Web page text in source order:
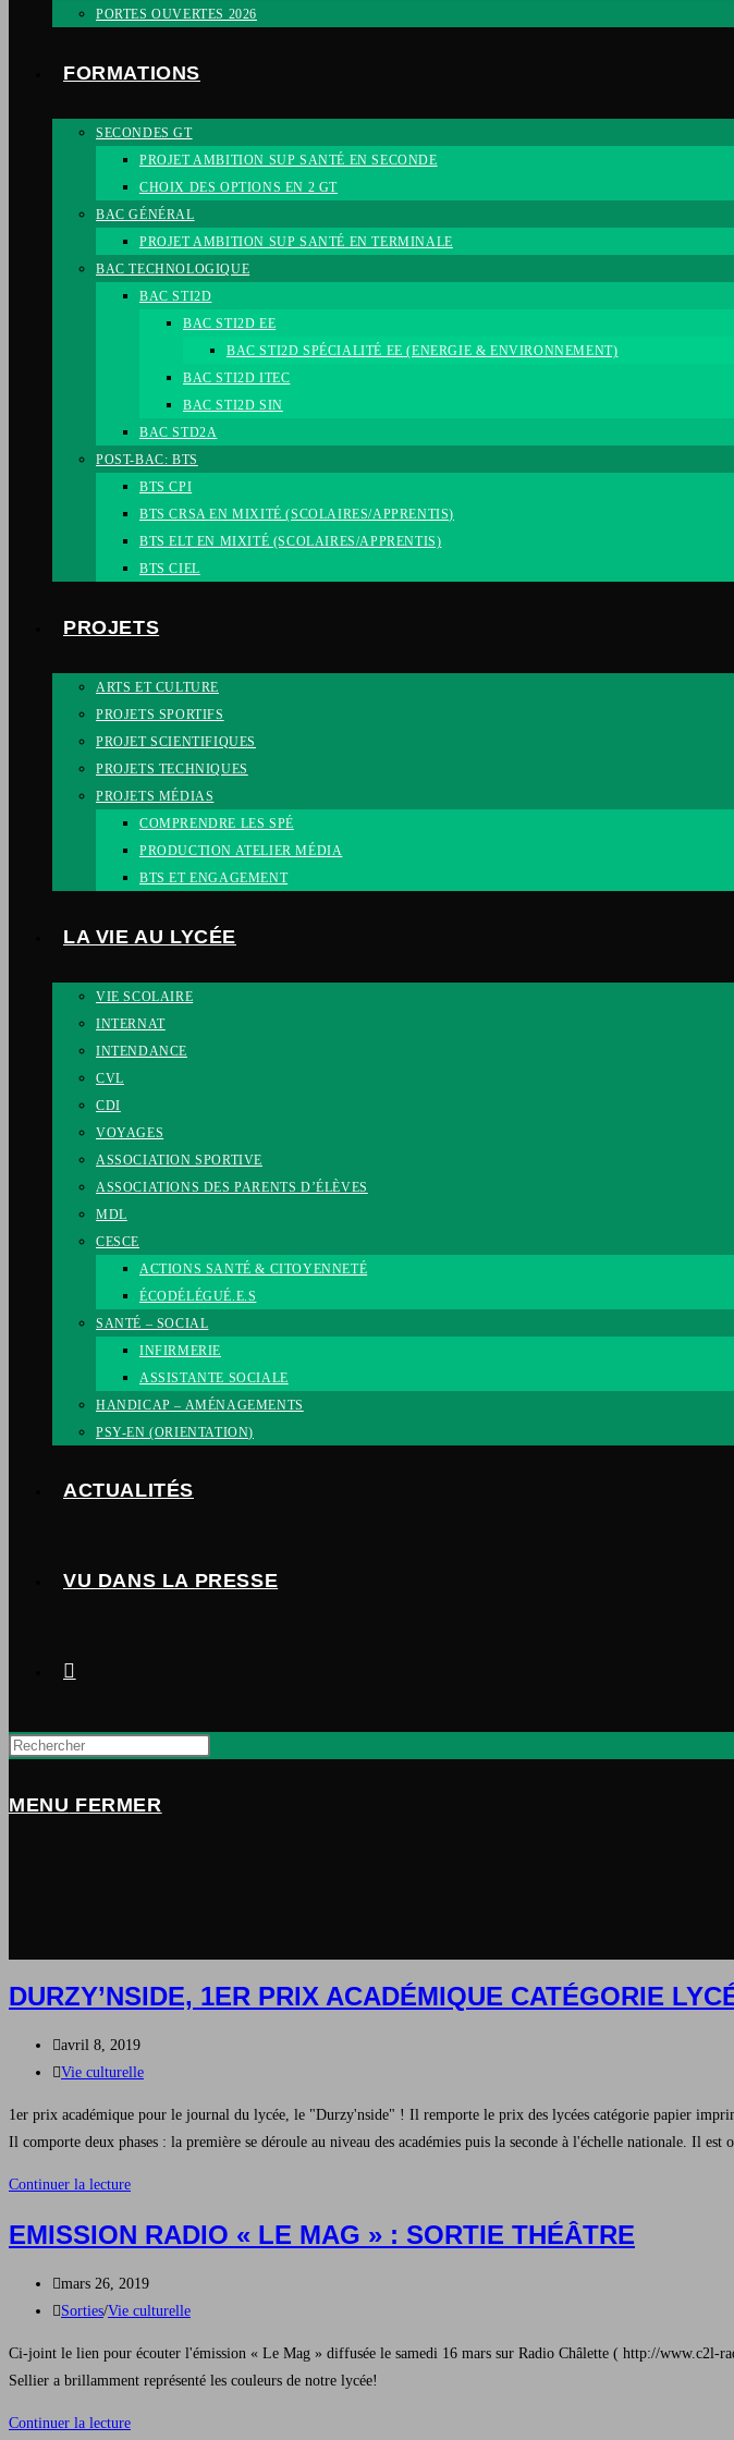
PORTES OUVERTES 2026
FORMATIONS
SECONDES GT
PROJET AMBITION SUP SANTÉ EN SECONDE
CHOIX DES OPTIONS EN 2 GT
BAC GÉNÉRAL
PROJET AMBITION SUP SANTÉ EN TERMINALE
BAC TECHNOLOGIQUE
BAC STI2D
BAC STI2D EE
BAC STI2D SPÉCIALITÉ EE (ENERGIE & ENVIRONNEMENT)
BAC STI2D ITEC
BAC STI2D SIN
BAC STD2A
POST-BAC: BTS
BTS CPI
BTS CRSA EN MIXITÉ (SCOLAIRES/APPRENTIS)
BTS ELT EN MIXITÉ (SCOLAIRES/APPRENTIS)
BTS CIEL
PROJETS
ARTS ET CULTURE
PROJETS SPORTIFS
PROJET SCIENTIFIQUES
PROJETS TECHNIQUES
PROJETS MÉDIAS
COMPRENDRE LES SPÉ
PRODUCTION ATELIER MÉDIA
BTS ET ENGAGEMENT
LA VIE AU LYCÉE
VIE SCOLAIRE
INTERNAT
INTENDANCE
CVL
CDI
VOYAGES
ASSOCIATION SPORTIVE
ASSOCIATIONS DES PARENTS D’ÉLÈVES
MDL
CESCE
ACTIONS SANTÉ & CITOYENNETÉ
ÉCODÉLÉGUÉ.E.S
SANTÉ – SOCIAL
INFIRMERIE
ASSISTANTE SOCIALE
HANDICAP – AMÉNAGEMENTS
PSY-EN (ORIENTATION)
ACTUALITÉS
VU DANS LA PRESSE
TOGGLE
WEBSITE
MENU FERMER
DURZY’NSIDE, 1ER PRIX ACADÉMIQUE CATÉGORIE
Publication
publiée :
avril 8, 2019
Post
Vie culturelle
1er prix académique pour le journal du lycée, le "Durzy'nside" ! Il remporte le prix des lycées catégorie papier
Il comporte deux phases : la première se déroule au niveau des académies puis la seconde à l'échelle nationale. Il
Continuer la lectureDURZY’NSIDE,
prix
catégorie
Lycée
EMISSION RADIO « LE MAG » : SORTIE THÉÂTRE
Publication
publiée :
mars 26, 2019
Post
Sorties/Vie culturelle
Ci-joint le lien pour écouter l'émission « Le Mag » diffusée le samedi 16 mars sur Radio Châlette ( http://www.c2l-
Sellier a brillamment représenté les couleurs de notre lycée!
Continuer la lectureEmission